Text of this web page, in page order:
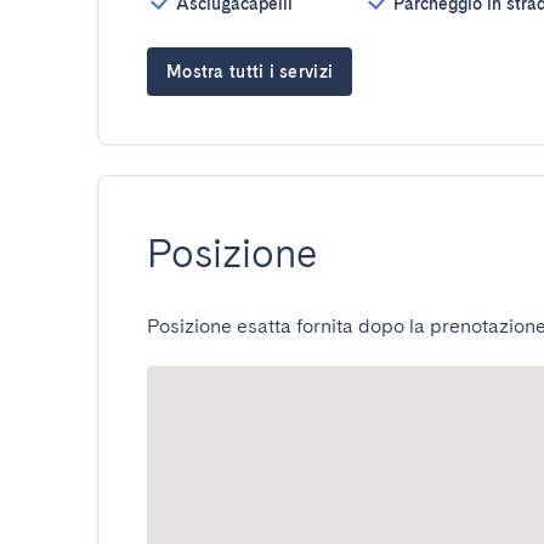
Mostra tutti i servizi
Posizione
Posizione esatta fornita dopo la